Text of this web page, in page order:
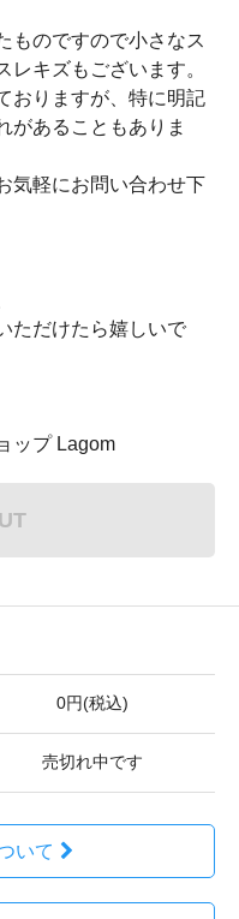
ものですので小さなス
レキズもございます。
おりますが、特に明記
があることもありま
気軽にお問い合わせ下
ただけたら嬉しいで
ップ Lagom
0円(税込)
売切れ中です
いて